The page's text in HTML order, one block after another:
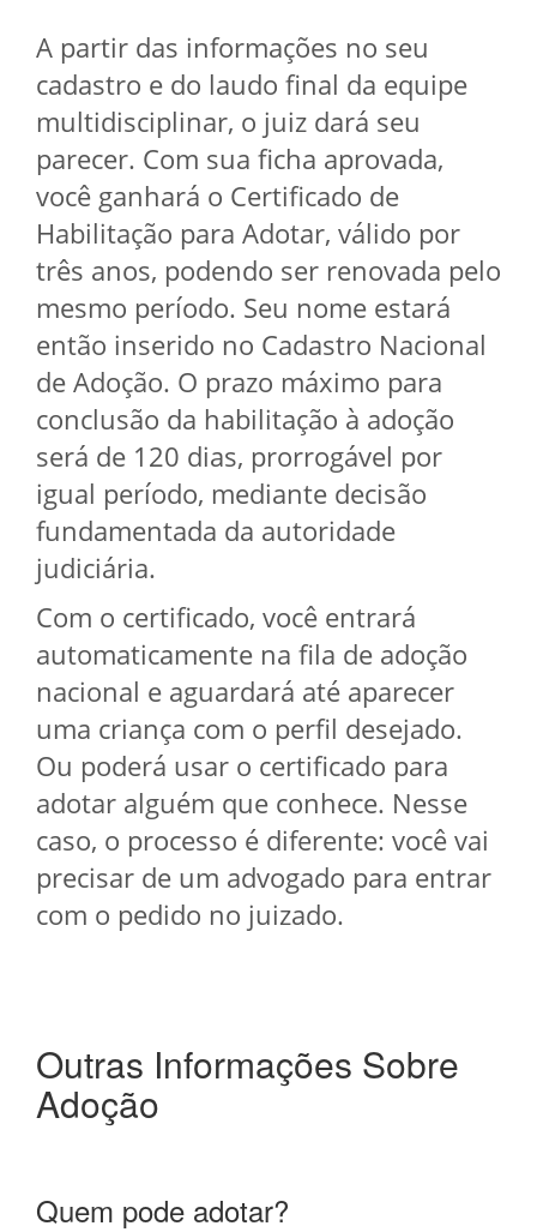
A partir das informações no seu
cadastro e do laudo final da equipe
multidisciplinar, o juiz dará seu
parecer. Com sua ficha aprovada,
você ganhará o Certificado de
Habilitação para Adotar, válido por
três anos, podendo ser renovada pelo
mesmo período. Seu nome estará
então inserido no Cadastro Nacional
de Adoção. O prazo máximo para
conclusão da habilitação à adoção
será de 120 dias, prorrogável por
igual período, mediante decisão
fundamentada da autoridade
judiciária.
Com o certificado, você entrará
automaticamente na fila de adoção
nacional e aguardará até aparecer
uma criança com o perfil desejado.
Ou poderá usar o certificado para
adotar alguém que conhece. Nesse
caso, o processo é diferente: você vai
precisar de um advogado para entrar
com o pedido no juizado.
Outras Informações Sobre
Adoção
Quem pode adotar?